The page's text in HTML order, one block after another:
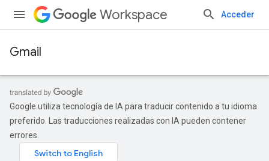
Workspace Acceder
Gmail
Google utiliza tecnología de IA para traducir contenido a tu idioma
preferido. Las traducciones realizadas con IA pueden contener
errores.